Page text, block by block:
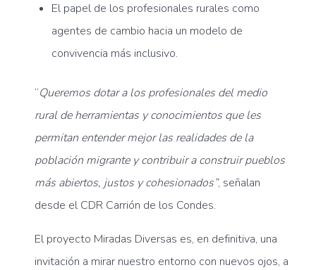
El papel de los profesionales rurales como
agentes de cambio hacia un modelo de
convivencia más inclusivo.
“Queremos dotar a los profesionales del medio
rural de herramientas y conocimientos que les
permitan entender mejor las realidades de la
población migrante y contribuir a construir pueblos
más abiertos, justos y cohesionados”, señalan
desde el CDR Carrión de los Condes.
El proyecto Miradas Diversas es, en definitiva, una
invitación a mirar nuestro entorno con nuevos ojos, a